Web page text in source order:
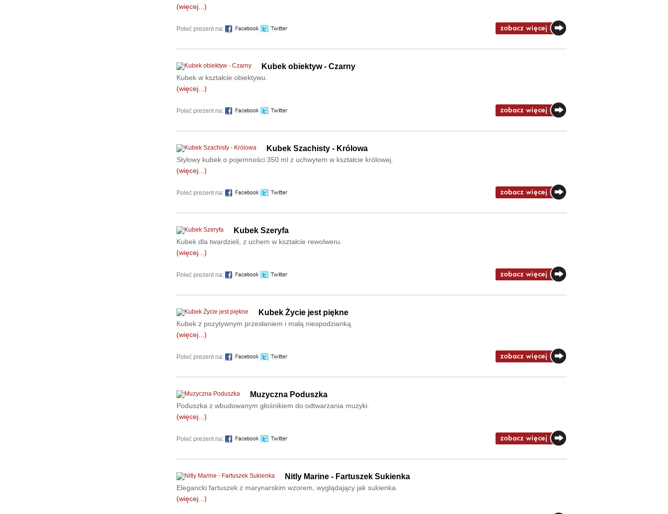
(więcej...)
Poleć prezent na:
Kubek obiektyw - Czarny
Kubek w kształcie obiektywu.
(więcej...)
Poleć prezent na:
Kubek Szachisty - Królowa
Stylowy kubek o pojemności 350 ml z uchwytem w kształcie królowej.
(więcej...)
Poleć prezent na:
Kubek Szeryfa
Kubek dla twardzieli, z uchem w kształcie rewolweru.
(więcej...)
Poleć prezent na:
Kubek Życie jest piękne
Kubek z pozytywnym przesłaniem i małą niespodzianką.
(więcej...)
Poleć prezent na:
Muzyczna Poduszka
Poduszka z wbudowanym głośnikiem do odtwarzania muzyki.
(więcej...)
Poleć prezent na:
Nitly Marine - Fartuszek Sukienka
Elegancki fartuszek z marynarskim wzorem, wyglądający jak sukienka.
(więcej...)